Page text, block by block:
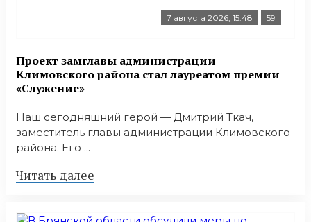
7 августа 2026, 15:48 59
Проект замглавы администрации
Климовского района стал лауреатом премии
«Служение»
Наш сегодняшний герой — Дмитрий Ткач,
заместитель главы администрации Климовского
района. Его ...
Читать далее